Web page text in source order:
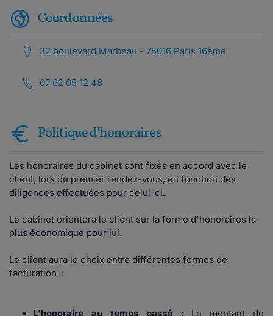
Coordonnées
32 boulevard Marbeau - 75016 Paris 16ème
07 62 05 12 48
Politique d'honoraires
Les honoraires du cabinet sont fixés en accord avec le
client, lors du premier rendez-vous, en fonction des
diligences effectuées pour celui-ci.
Le cabinet orientera le client sur la forme d'honoraires la
plus économique pour lui.
Le client aura le choix entre différentes formes de
facturation :
L'honoraire au temps passé : Le montant de